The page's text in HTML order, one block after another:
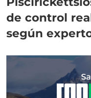
de control
según